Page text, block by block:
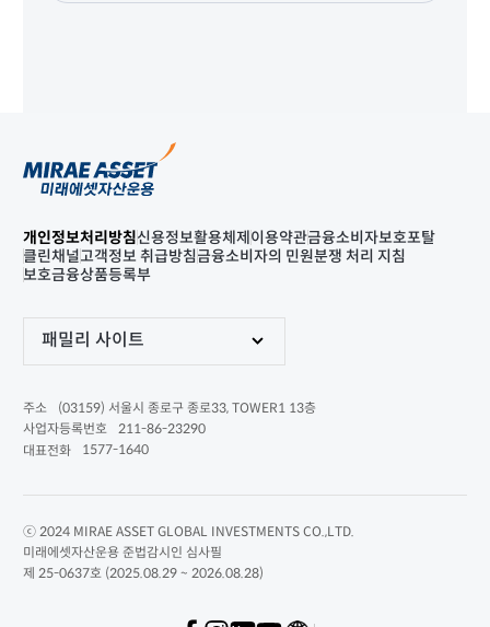
개인정보처리방침신용정보활용체제 이용약관금융소비자보호포탈
클린채널고객정보 취급방침금융소비자의 민원분쟁 처리 지침
보호금융상품등록부
패밀리 사이트
주소
(03159) 서울시 종로구 종로33, TOWER1 13층
사업자등록번호
211-86-23290
대표전화
1577-1640
ⓒ 2024 MIRAE ASSET GLOBAL INVESTMENTS CO.,LTD.
미래에셋자산운용 준법감시인 심사필
제 25-0637호 (2025.08.29 ~ 2026.08.28)